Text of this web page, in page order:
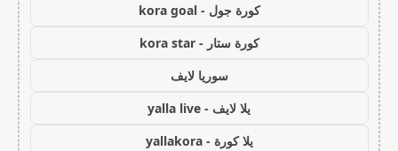
كورة جول - kora goal
كورة ستار - kora star
سوريا لايف
يلا لايف - yalla live
يلا كورة - yallakora